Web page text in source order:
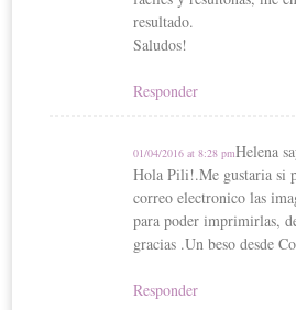
resultado.
Saludos!
Responder
Helena
01/04/2016 at 8:28 pm
Hola Pili!.Me gustaria si
correo electronico las
para poder imprimirlas,
gracias .Un beso desde
Responder